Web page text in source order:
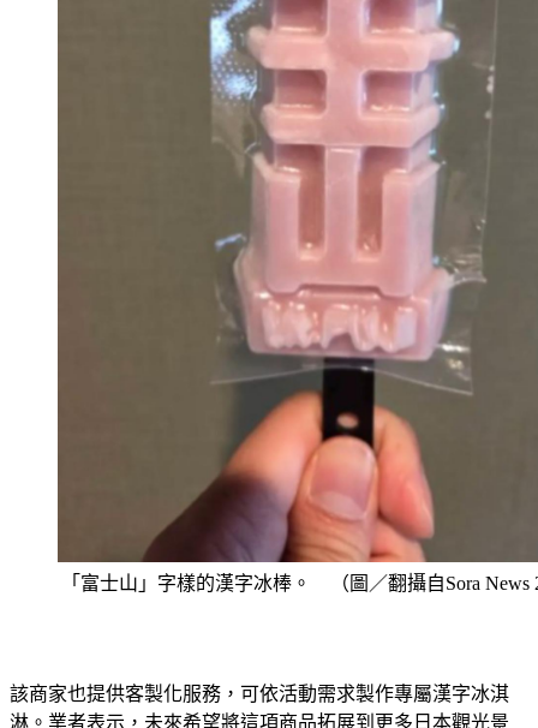
「富士山」字樣的漢字冰棒。 （圖／翻攝自Sora News
該商家也提供客製化服務，可依活動需求製作專屬漢字冰淇
淋。業者表示，未來希望將這項商品拓展到更多日本觀光景